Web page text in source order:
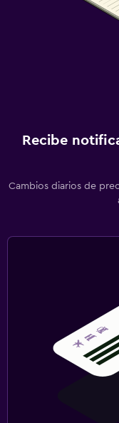
Recibe
Cambios diarios de